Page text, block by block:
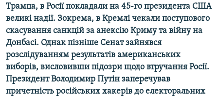
Усі сайти RFE/RL
Трампа, в Росії покладали на 45-го президента США
великі надії. Зокрема, в Кремлі чекали поступового
скасування санкцій за анексію Криму та війну на
Донбасі. Однак пізніше Сенат зайнявся
розслідуванням результатів американських
виборів, висловивши підозри щодо втручання Росії.
Президент Володимир Путін заперечував
причетність російських хакерів до електоральних